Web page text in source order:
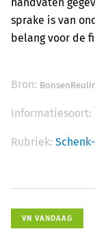
sprake is van
belang voor de
Bron:
Informatiesoort:
Rubriek:
VN VANDAAG